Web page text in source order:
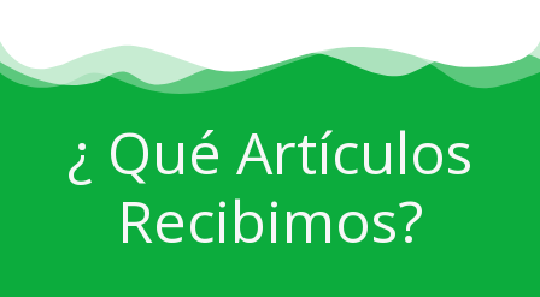
¿ Qué Artículos
Recibimos?